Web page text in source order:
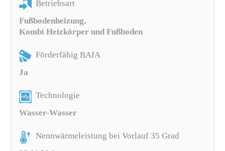
Betriebsart
Fußbodenheizung,
Kombi Heizkörper und Fußboden
Förderfähig BAfA
Ja
Technologie
Wasser-Wasser
Nennwärmeleistung bei Vorlauf 35 Grad